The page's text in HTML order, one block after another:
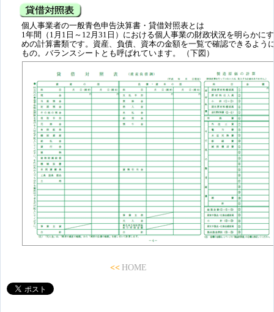
個人事業者の一般青色申告決算書・貸借対照表とは
1年間（1月1日～12月31日）における個人事業の財政状況を明らかに
めの計算書類です。資産、負債、資本の金額を一覧で確認できるよう
もの。バランスシートとも呼ばれています。 （下図）
<< HOME